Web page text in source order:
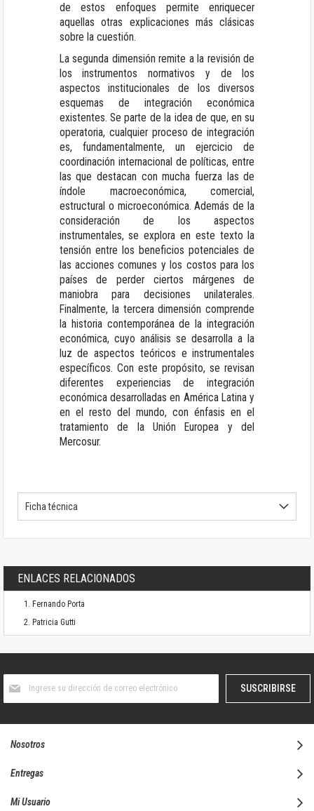
de estos enfoques permite enriquecer
aquellas otras explicaciones más clásicas
sobre la cuestión.
La segunda dimensión remite a la revisión de
los instrumentos normativos y de los
aspectos institucionales de los diversos
esquemas de integración económica
existentes. Se parte de la idea de que, en su
operatoria, cualquier proceso de integración
es, fundamentalmente, un ejercicio de
coordinación internacional de políticas, entre
las que destacan con mucha fuerza las de
índole macroeconómica, comercial,
estructural o microeconómica. Además de la
consideración de los aspectos
instrumentales, se explora en este texto la
tensión entre los beneficios potenciales de
las acciones comunes y los costos para los
países de perder ciertos márgenes de
maniobra para decisiones unilaterales.
Finalmente, la tercera dimensión comprende
la historia contemporánea de la integración
económica, cuyo análisis se desarrolla a la
luz de aspectos teóricos e instrumentales
específicos. Con este propósito, se revisan
diferentes experiencias de integración
económica desarrolladas en América Latina y
en el resto del mundo, con énfasis en el
tratamiento de la Unión Europea y del
Mercosur.
Ficha técnica
ENLACES RELACIONADOS
Fernando Porta
Patricia Gutti
boletín
SUSCRIBIRSE
Nosotros
Entregas
Mi Usuario